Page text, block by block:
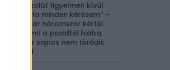
„Abszolút figyelmen kívül
hagyta minden kérésem” –
Ha már háromszor kértél
valamit a pasidtól hiába,
akkor sajnos nem törődik
veled